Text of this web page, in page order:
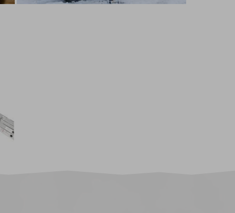
der Webbrowser
wird und
verfallen.
(Sie können Cookies
Tools für
Funktionieren
gültig. Neben
die wir nur mit
(z. B. Google